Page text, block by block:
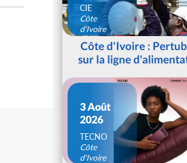
CIE
Côte
d'Ivoire
Côte d'Ivoire :
sur la ligne
3 Août
2026
TECNO
Côte
d'Ivoire